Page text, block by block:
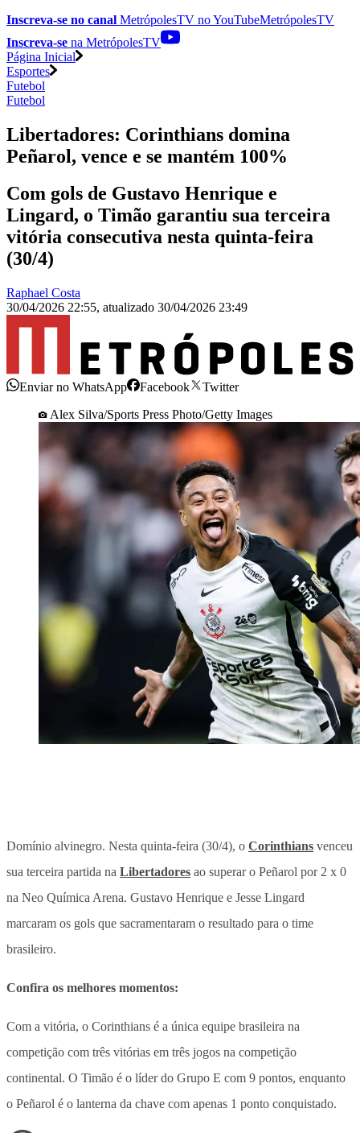
Inscreva-se no canal MetrópolesTV noYouTubeMetrópolesTV
Inscreva-se na MetrópolesTV
Página Inicial
Esportes
Futebol
Futebol
Libertadores: Corinthians domina
Peñarol, vence e se mantém 100%
Com gols de Gustavo Henrique e
Lingard, o Timão garantiu sua terceira
vitória consecutiva nesta quinta-feira
(30/4)
Raphael Costa
30/04/2026 22:55, atualizado 30/04/2026 23:49
Enviar no WhatsApp Facebook
Twitter
Alex Silva/Sports Press Photo/Getty Images
Domínio alvinegro. Nesta quinta-feira (30/4), o Corinthians venceu
sua terceira partida na Libertadores ao superar o Peñarol por 2 x 0
na Neo Química Arena. Gustavo Henrique e Jesse Lingard
marcaram os gols que sacramentaram o resultado para o time
brasileiro.
Confira os melhores momentos:
Com a vitória, o Corinthians é a única equipe brasileira na
competição com três vitórias em três jogos na competição
continental. O Timão é o líder do Grupo E com 9 pontos, enquanto
o Peñarol é o lanterna da chave com apenas 1 ponto conquistado.